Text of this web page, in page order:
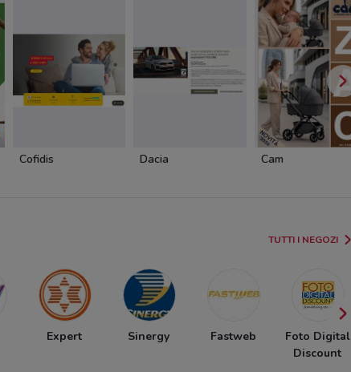
Cofidis Dacia Cam
TUTTI I NEGOZI
Expert Sinergy Fastweb
Foto Digital
Discount